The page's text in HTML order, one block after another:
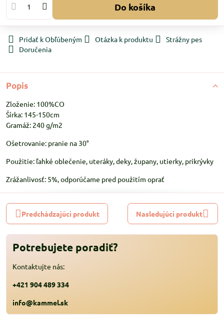
Do košíka
Pridať k Obľúbeným Otázka k produktu
Strážny pes
Doručenia
Popis
Zloženie: 100%CO
Šírka: 145-150cm
Gramáž: 240 g/m2
Ošetrovanie: pranie na 30°
Použitie: ľahké oblečenie, uteráky, deky, župany, utierky, prikrývky
Zrážanlivosť: 5%, odporúčame pred použitím oprať
Predchádzajúci produkt Nasledujúci produkt
Potrebujete poradiť?
Kontaktujte nás:
+421 904 489 334
info@kammel.sk